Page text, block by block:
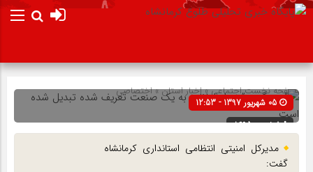
صفحه نخستاجتماعی»اخبار استان»اختصاصی
شناسه : 8695
مدیرکل امنیتی انتظامی استانداری کرمانشاه
گفت: